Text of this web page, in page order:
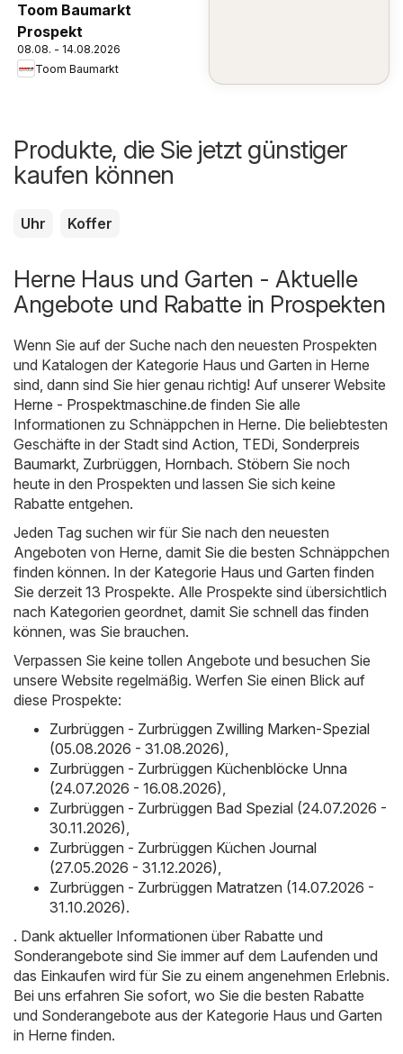
Toom Baumarkt
Prospekt
08.08. - 14.08.2026
Toom Baumarkt
Produkte, die Sie jetzt günstiger
kaufen können
Uhr Koffer
Herne Haus und Garten - Aktuelle
Angebote und Rabatte in Prospekten
Wenn Sie auf der Suche nach den neuesten Prospekten
und Katalogen der Kategorie Haus und Garten in Herne
sind, dann sind Sie hier genau richtig! Auf unserer Website
Herne - Prospektmaschine.de finden Sie alle
Informationen zu Schnäppchen in Herne. Die beliebtesten
Geschäfte in der Stadt sind Action, TEDi, Sonderpreis
Baumarkt, Zurbrüggen, Hornbach. Stöbern Sie noch
heute in den Prospekten und lassen Sie sich keine
Rabatte entgehen.
Jeden Tag suchen wir für Sie nach den neuesten
Angeboten von Herne, damit Sie die besten Schnäppchen
finden können. In der Kategorie Haus und Garten finden
Sie derzeit 13 Prospekte. Alle Prospekte sind übersichtlich
nach Kategorien geordnet, damit Sie schnell das finden
können, was Sie brauchen.
Verpassen Sie keine tollen Angebote und besuchen Sie
unsere Website regelmäßig. Werfen Sie einen Blick auf
diese Prospekte:
Zurbrüggen - Zurbrüggen Zwilling Marken-Spezial
(05.08.2026 - 31.08.2026),
Zurbrüggen - Zurbrüggen Küchenblöcke Unna
(24.07.2026 - 16.08.2026),
Zurbrüggen - Zurbrüggen Bad Spezial (24.07.2026 -
30.11.2026),
Zurbrüggen - Zurbrüggen Küchen Journal
(27.05.2026 - 31.12.2026),
Zurbrüggen - Zurbrüggen Matratzen (14.07.2026 -
31.10.2026).
. Dank aktueller Informationen über Rabatte und
Sonderangebote sind Sie immer auf dem Laufenden und
das Einkaufen wird für Sie zu einem angenehmen Erlebnis.
Bei uns erfahren Sie sofort, wo Sie die besten Rabatte
und Sonderangebote aus der Kategorie Haus und Garten
in Herne finden.